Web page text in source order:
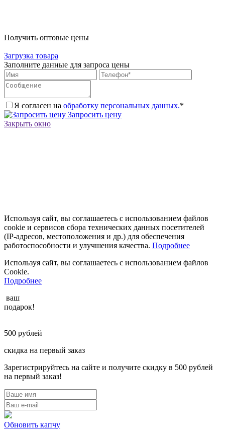
Получить оптовые цены
Загрузка товара
Заполните данные для запроса цены
Я согласен на обработку персональных данных.*
Запросить цену
Закрыть окно
Используя сайт, вы соглашаетесь с использованием файлов
cookie и сервисов сбора технических данных посетителей
(IP‑адресов, местоположения и др.) для обеспечения
работоспособности и улучшения качества. Подробнее
Используя сайт, вы соглашаетесь с использованием файлов
Cookie.
Подробнее
ваш
подарок!
500 рублей
скидка на первый заказ
Зарегистрируйтесь на сайте и получите скидку в 500 рублей
на первый заказ!
Обновить капчу